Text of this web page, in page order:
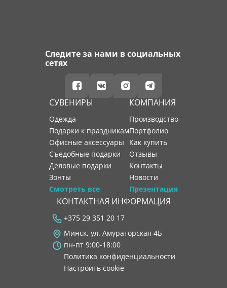
Следите за нами в социальных
сетях
СУВЕНИРЫ
Одежда
Подарки к праздникам
Офисные аксессуары
Съедобные подарки
Деловые подарки
Зонты
Смотреть все
КОМПАНИЯ
производство
портфолио
как купить
отзывы
контакты
новости
Презентация
КОНТАКТНАЯ ИНФОРМАЦИЯ
+375 29 351 20 17
Минск, ул. Амураторская 4Б
пн-пт 9:00-18:00
Политика конфиденциальности
Настроить cookie